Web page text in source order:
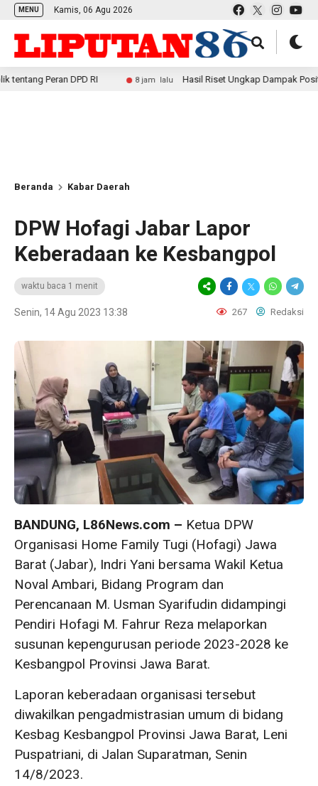
MENU Kamis, 06 Agu 2026
DPD RI 8 jam lalu Hasil Riset Ungkap Dampak Positif MBG
Beranda Kabar Daerah
DPW Hofagi Jabar Lapor
Keberadaan ke Kesbangpol
waktu baca 1 menit
Senin, 14 Agu 2023 13:38 267 Redaksi
BANDUNG, L86News.com – Ketua DPW
Organisasi Home Family Tugi (Hofagi) Jawa
Barat (Jabar), Indri Yani bersama Wakil Ketua
Noval Ambari, Bidang Program dan
Perencanaan M. Usman Syarifudin didampingi
Pendiri Hofagi M. Fahrur Reza melaporkan
susunan kepengurusan periode 2023-2028 ke
Kesbangpol Provinsi Jawa Barat.
Laporan keberadaan organisasi tersebut
diwakilkan pengadmistrasian umum di bidang
Kesbag Kesbangpol Provinsi Jawa Barat, Leni
Puspatriani, di Jalan Suparatman, Senin
14/8/2023.